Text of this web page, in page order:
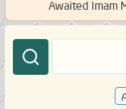
Awaited Imam